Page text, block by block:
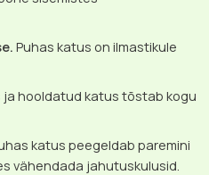
Puhas katus on ilmastikule
ja hooldatud katus tõstab kogu
katus peegeldab paremini
vähendada jahutuskulusid.